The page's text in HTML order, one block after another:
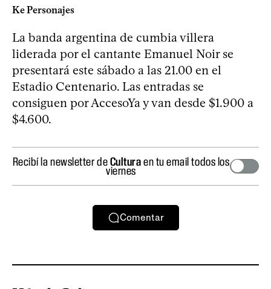
Ke Personajes
La banda argentina de cumbia villera
liderada por el cantante Emanuel Noir se
presentará este sábado a las 21.00 en el
Estadio Centenario. Las entradas se
consiguen por AccesoYa y van desde $1.900 a
$4.600.
Recibí la newsletter deCulturaen tu email todos los
viernes
Comentar